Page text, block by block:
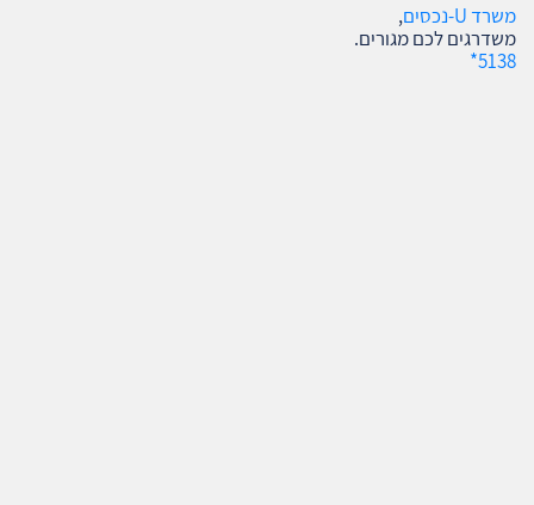
משרד U-נכסים
,
משדרגים לכם מגורים.
5138*